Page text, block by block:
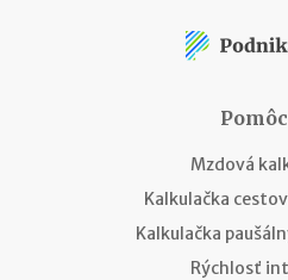
Mzdová
Kalkulačka
Kalkulačka
Rýchlosť